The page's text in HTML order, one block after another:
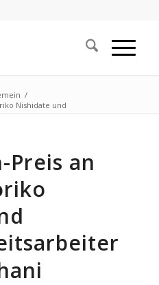
/
Nishidate und
Preis an